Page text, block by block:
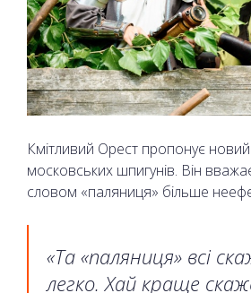
Кмітливий Орест пропонує
московських шпигунів. Він
словом «паляниця» більше
«Та «паляниця» всі
легко. Хай краще